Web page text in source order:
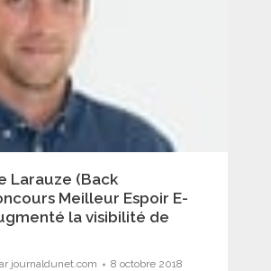
Larauze (Back
Meilleur Espoir E-
la visibilité de
journaldunet.com 8 octobre 2018